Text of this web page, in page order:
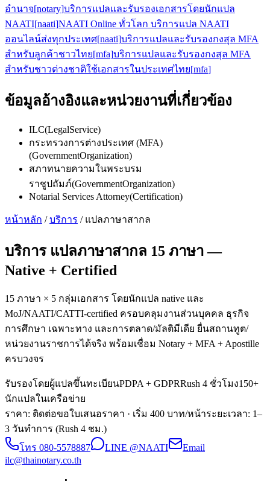
อำนาจ[notary]บริการแปลและรับรองเอกสารโดยนักแปล
NAATI[naati]NAATI Online ทั่วโลก บริการแปล NAATI
ออนไลน์ส่งทุกประเทศ[naati]บริการแปลและรับรองกงสุล MFA
สำหรับลูกค้าชาวไทย[mfa]บริการแปลและรับรองกงสุล MFA
สำหรับชาวต่างชาติใช้เอกสารในประเทศไทย[mfa]
ข้อมูลอ้างอิงและหน่วยงานที่เกี่ยวข้อง
ILC(LegalService)
กระทรวงการต่างประเทศ (MFA)
(GovernmentOrganization)
สภาทนายความในพระบรม
ราชูปถัมภ์(GovernmentOrganization)
Notarial Services Attorney(Certification)
หน้าหลัก /บริการ / แปลภาษาสากล
บริการ แปลภาษาสากล 15 ภาษา—
Native + Certified
15 ภาษา × 5 กลุ่มเอกสาร โดยนักแปล native และ
MoJ/NAATI/CATTI-certified ครอบคลุมงานส่วนบุคคล ธุรกิจ
การศึกษา เฉพาะทาง และการตลาด/มัลติมีเดีย ยื่นสถานทูต/
หน่วยงานราชการได้จริง พร้อมเชื่อม Notary + MFA + Apostille
ครบวงจร
รับรองโดยผู้แปลขึ้นทะเบียนPDPA + GDPRRush 4 ชั่วโมง150+
นักแปลในเครือข่าย
ราคา: ติดต่อขอใบเสนอราคา · เริ่ม 400 บาท/หน้าระยะเวลา: 1–
3 วันทำการ (Rush 4 ชม.)
โทร 080-5578887 LINE @NAATI
Email
ilc@thainotary.co.th